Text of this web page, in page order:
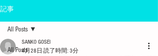
記事
All Posts
All Posts
SANKO GOSEI
4月28日 読了時間: 3分